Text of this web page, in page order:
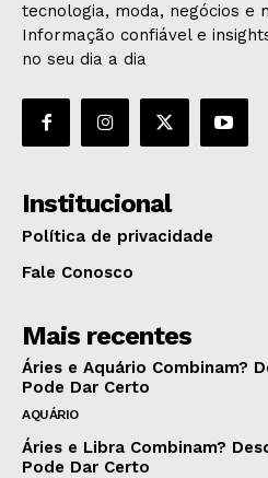
tecnologia, moda, negócios e
Informação confiável e
no seu dia a dia
Institucional
Política de privacidade
Fale Conosco
Mais recentes
Áries e Aquário Combinam?
Pode Dar Certo
AQUÁRIO
Áries e Libra Combinam?
Pode Dar Certo